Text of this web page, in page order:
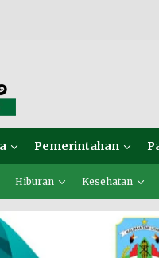
Pemerintahan
Hiburan Kesehatan